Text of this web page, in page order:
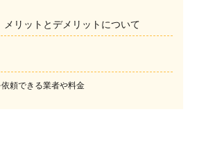
メリットとデメリットについて
頼できる業者や料金